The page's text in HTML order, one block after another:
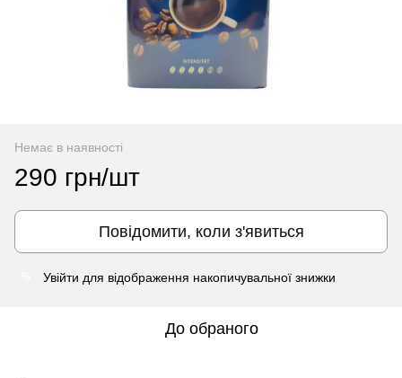
Немає в наявності
290 грн/шт
Повідомити, коли з'явиться
Увійти для відображення накопичувальної знижки
До обраного